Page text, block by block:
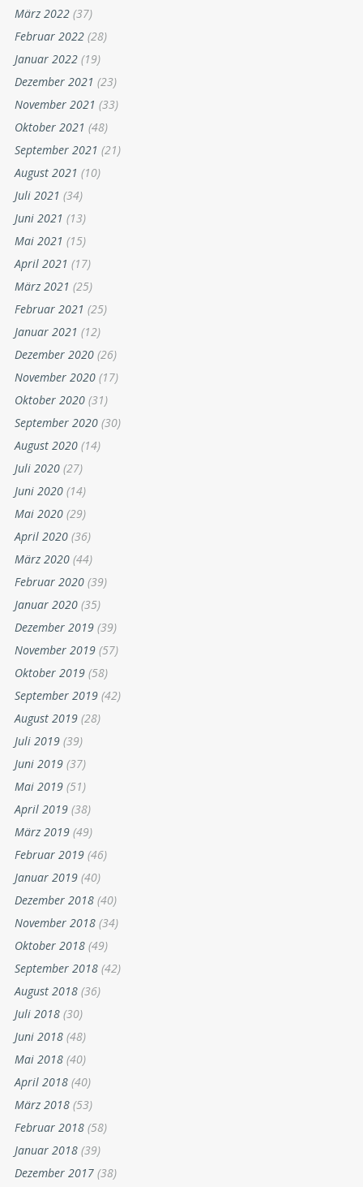
März 2022 (37)
Februar 2022 (28)
Januar 2022 (19)
Dezember 2021 (23)
November 2021 (33)
Oktober 2021 (48)
September 2021 (21)
August 2021 (10)
Juli 2021 (34)
Juni 2021 (13)
Mai 2021 (15)
April 2021 (17)
März 2021 (25)
Februar 2021 (25)
Januar 2021 (12)
Dezember 2020 (26)
November 2020 (17)
Oktober 2020 (31)
September 2020 (30)
August 2020 (14)
Juli 2020 (27)
Juni 2020 (14)
Mai 2020 (29)
April 2020 (36)
März 2020 (44)
Februar 2020 (39)
Januar 2020 (35)
Dezember 2019 (39)
November 2019 (57)
Oktober 2019 (58)
September 2019 (42)
August 2019 (28)
Juli 2019 (39)
Juni 2019 (37)
Mai 2019 (51)
April 2019 (38)
März 2019 (49)
Februar 2019 (46)
Januar 2019 (40)
Dezember 2018 (40)
November 2018 (34)
Oktober 2018 (49)
September 2018 (42)
August 2018 (36)
Juli 2018 (30)
Juni 2018 (48)
Mai 2018 (40)
April 2018 (40)
März 2018 (53)
Februar 2018 (58)
Januar 2018 (39)
Dezember 2017 (38)